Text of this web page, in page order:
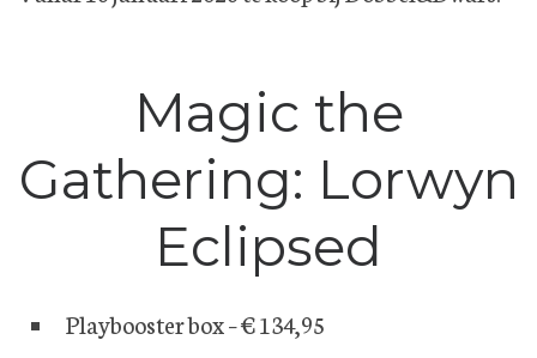
Magic the
Gathering: Lorwyn
Eclipsed
Playbooster box – € 134,95